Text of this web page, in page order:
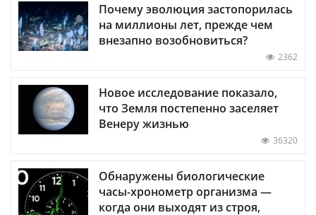
Почему эволюция застопорилась
на миллионы лет, прежде чем
внезапно возобновиться?
2362
Новое исследование показало,
что Земля постепенно заселяет
Венеру жизнью
36320
Обнаружены биологические
часы-хронометр организма —
когда они выходят из строя,